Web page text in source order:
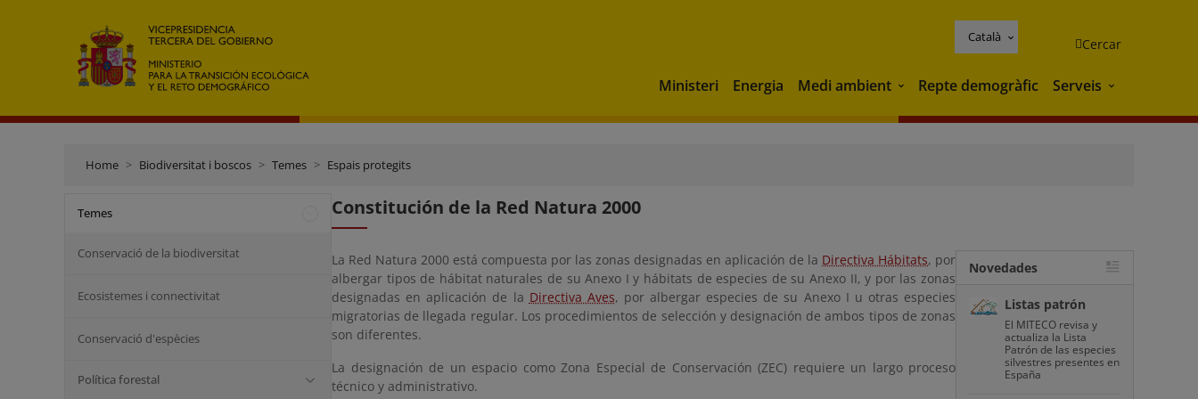
Català Cercar
Ministeri Energia Medi ambient Medi ambient
Repte demogràfic Serveis Serveis
Home Biodiversitat i boscos Temes Espais protegits
Temes
Conservació de la biodiversitat
Ecosistemes i connectivitat
Conservació d'espècies
Política forestal
Constitución de la Red Natura 2000
La Red Natura 2000 está compuesta por las zonas designadas en aplicación de la Directiva Hábitats, por
albergar tipos de hábitat naturales de su Anexo I y hábitats de especies de su Anexo II, y por las zonas
designadas en aplicación de la Directiva Aves, por albergar especies de su Anexo I u otras especies
migratorias de llegada regular. Los procedimientos de selección y designación de ambos tipos de zonas
son diferentes.
La designación de un espacio como Zona Especial de Conservación (ZEC) requiere un largo proceso
técnico y administrativo.
Novedades
Listas patrón
El MITECO revisa y
actualiza la Lista
Patrón de las especies
silvestres presentes en
España